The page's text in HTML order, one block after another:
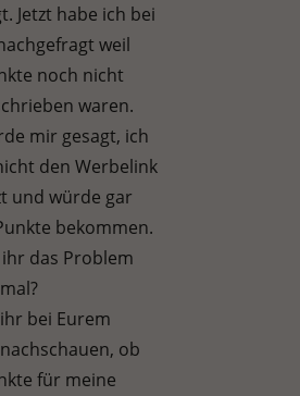
Jetzt habe ich bei
weil
noch nicht
waren.
mir gesagt, ich
den Werbelink
und würde gar
bekommen.
das Problem
bei Eurem
ob
für meine